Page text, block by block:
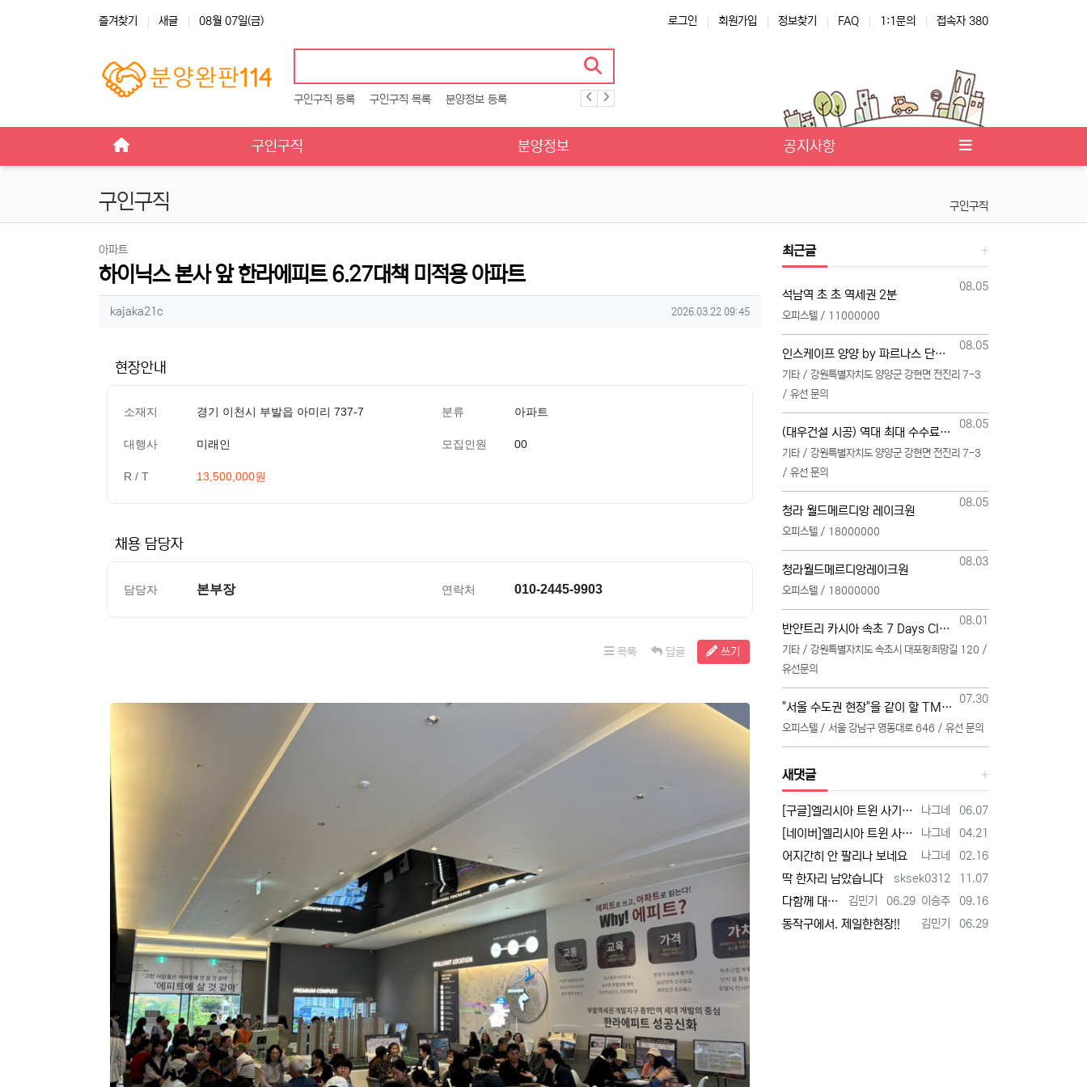
즐겨찾기 새글 08월 07일(금) 로그인 회원가입 정보찾기 FAQ 1:1문의 접속자 380
구인구직 등록 구인구직 목록 분양정보 등록
구인구직 분양정보 공지사항
구인구직 구인구직
아파트
하이닉스 본사 앞 한라에피트 6.27대책 미적용 아파트
작성자 정보
kajaka21c 작성일
2026.03.22 09:45
현장안내
소재지 경기 이천시 부발읍 아미리 737-7 분류 아파트
대행사 미래인 모집인원 00
R / T 13,500,000원
채용 담당자
담당자 본부장 연락처 010-2445-9903
목록 답글 쓰기
최근글
등록일
08.05
석남역 초 초 역세권 2분
오피스텔 / 11000000
등록일
08.05
인스케이프 양양 by 파르나스 단일 본부 모집
기타 / 강원특별자치도 양양군 강현면 전진리 7-3
/ 유선 문의
등록일
08.05
(대우건설 시공) 역대 최대 수수료 지급, 단독 단일 영업본부 선착순 모집 (팀,팀원 개별문의 가능)
기타 / 강원특별자치도 양양군 강현면 전진리 7-3
/ 유선 문의
등록일
08.05
청라 월드메르디앙 레이크원
오피스텔 / 18000000
등록일
08.03
청라월드메르디앙레이크원
오피스텔 / 18000000
등록일
08.01
반얀트리 카시아 속초 7 Days Club OwnersMembership 분양직원 모집
기타 / 강원특별자치도 속초시 대포항희망길 120 /
유선문의
등록일
07.30
"서울 수도권 현장"을 같이 할 TM 총괄, 본부, 팀, 팀원 모집
오피스텔 / 서울 강남구 영동대로 646 / 유선 문의
새댓글
등록자
나그네 등록일
06.07
[구글]엘리시아 트윈 사기 - 검색
등록자
나그네 등록일
04.21
[네이버]엘리시아 트윈 사기 - 검색
등록자
나그네 등록일
02.16
어지간히 안 팔리나 보네요
등록자
sksek0312 등록일
11.07
딱 한자리 남았습니다
등록자
이승주 등록일
09.16
등록자
김민기 등록일
06.29
다함께 대박납니다.
등록자
김민기 등록일
06.29
동작구에서. 제일한현장!!